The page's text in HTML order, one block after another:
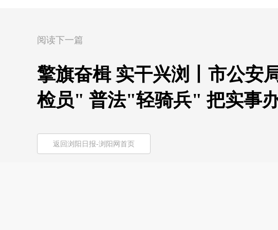
阅读下一篇
擎旗奋楫 实干兴浏丨市公安
检员" 普法"轻骑兵" 把实事
返回浏阳日报-浏阳网首页